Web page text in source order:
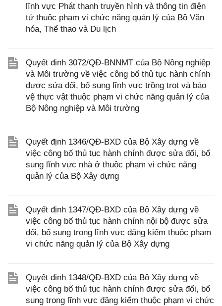
lĩnh vực Phát thanh truyền hình và thông tin điện
tử thuộc phạm vi chức năng quản lý của Bộ Văn
hóa, Thể thao và Du lịch
Quyết định 3072/QĐ-BNNMT của Bộ Nông nghiệp
và Môi trường về việc công bố thủ tục hành chính
được sửa đổi, bổ sung lĩnh vực trồng trọt và bảo
vệ thực vật thuộc phạm vi chức năng quản lý của
Bộ Nông nghiệp và Môi trường
Quyết định 1346/QĐ-BXD của Bộ Xây dựng về
việc công bố thủ tục hành chính được sửa đổi, bổ
sung lĩnh vực nhà ở thuộc phạm vi chức năng
quản lý của Bộ Xây dựng
Quyết định 1347/QĐ-BXD của Bộ Xây dựng về
việc công bố thủ tục hành chính nội bộ được sửa
đổi, bổ sung trong lĩnh vực đăng kiểm thuộc phạm
vi chức năng quản lý của Bộ Xây dựng
Quyết định 1348/QĐ-BXD của Bộ Xây dựng về
việc công bố thủ tục hành chính được sửa đổi, bổ
sung trong lĩnh vực đăng kiểm thuộc phạm vi chức